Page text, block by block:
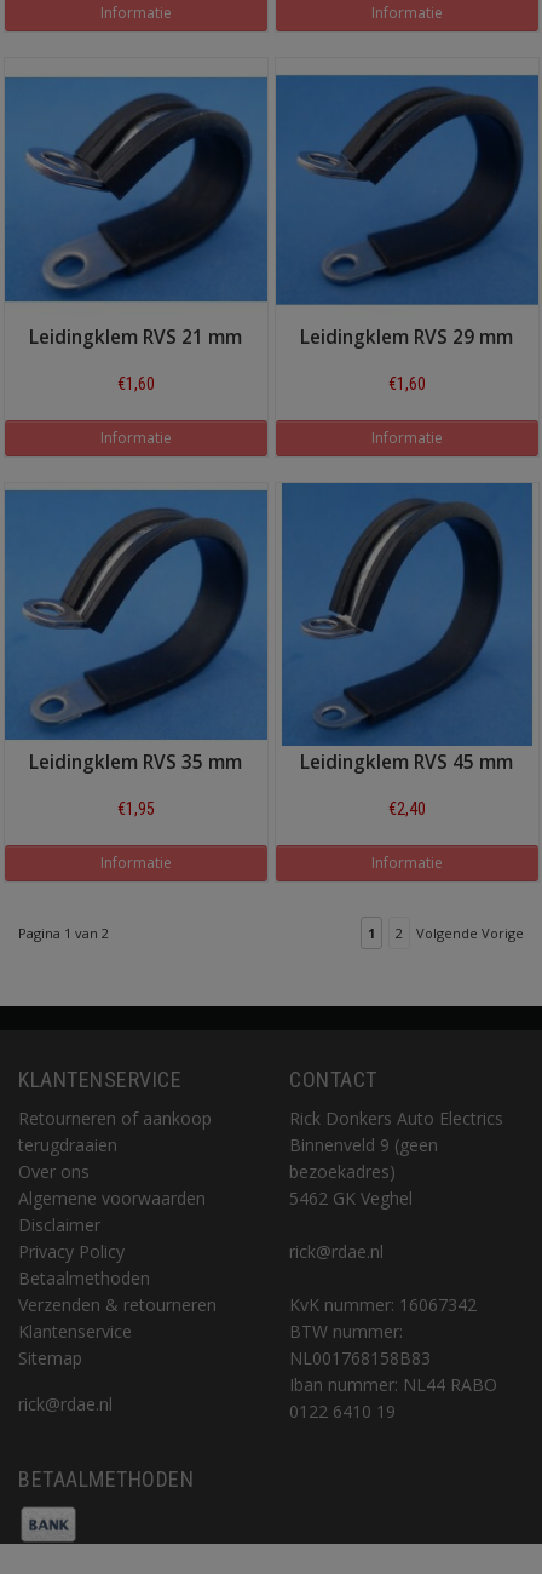
Informatie Informatie
Leidingklem RVS 21 mm
€1,60
Informatie
Leidingklem RVS 29 mm
€1,60
Informatie
Leidingklem RVS 35 mm
€1,95
Informatie
Leidingklem RVS 45 mm
€2,40
Informatie
Pagina 1 van 2 1 2 Volgende Vorige
KLANTENSERVICE
Retourneren of aankoop
terugdraaien
Over ons
Algemene voorwaarden
Disclaimer
Privacy Policy
Betaalmethoden
Verzenden & retourneren
Klantenservice
Sitemap
rick@rdae.nl
CONTACT
Rick Donkers Auto Electrics
Binnenveld 9 (geen
bezoekadres)
5462 GK Veghel
rick@rdae.nl
KvK nummer: 16067342
BTW nummer:
NL001768158B83
Iban nummer: NL44 RABO
0122 6410 19
BETAALMETHODEN